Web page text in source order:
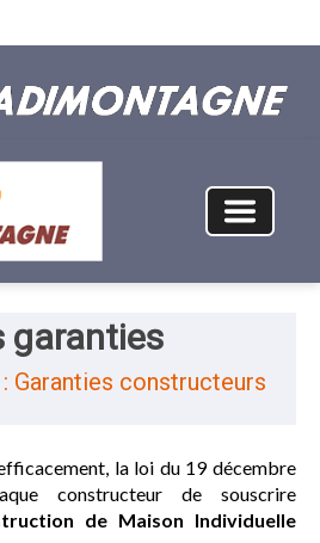
garanties
Garanties constructeurs
la loi du 19 décembre
constructeur de souscrire
de Maison Individuelle